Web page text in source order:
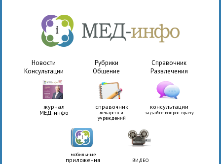
Новости Рубрики
Справочник
Консультации
Общение Развлечения
журнал
МЕД-инфо
справочник
лекарств и
учреждений
консультации
задайте вопрос врачу
мобильные
приложения ВИДЕО